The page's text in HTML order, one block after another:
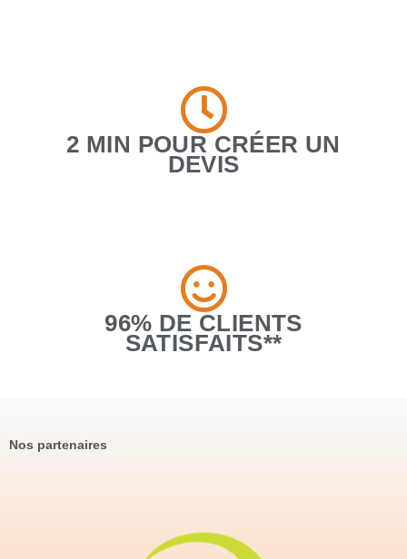
2 MIN POUR CRÉER UN
DEVIS
96% DE CLIENTS
SATISFAITS**
Nos partenaires